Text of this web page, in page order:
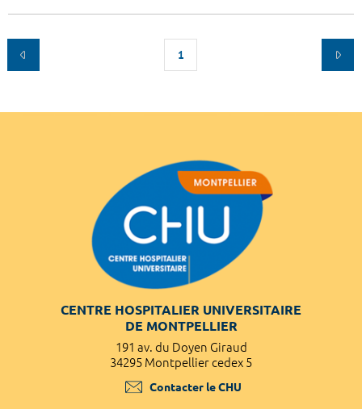
1
CENTRE HOSPITALIER UNIVERSITAIRE
DE MONTPELLIER
191 av. du Doyen Giraud
34295 Montpellier cedex 5
Contacter le CHU